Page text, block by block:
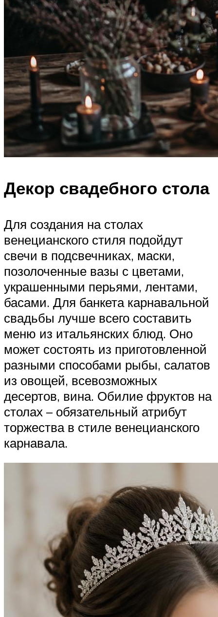
Декор свадебного стола
Для создания на столах
венецианского стиля подойдут
свечи в подсвечниках, маски,
позолоченные вазы с цветами,
украшенными перьями, лентами,
басами. Для банкета карнавальной
свадьбы лучше всего составить
меню из итальянских блюд. Оно
может состоять из приготовленной
разными способами рыбы, салатов
из овощей, всевозможных
десертов, вина. Обилие фруктов на
столах – обязательный атрибут
торжества в стиле венецианского
карнавала.